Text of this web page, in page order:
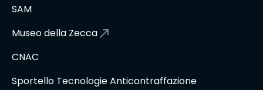
SAM
Museo della Zecca
CNAC
Sportello Tecnologie Anticontraffazione